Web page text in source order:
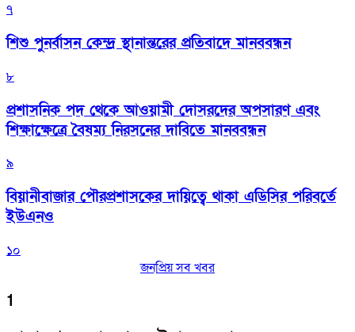
৭
শিশু পুনর্বাসন কেন্দ্র স্থানান্তরের প্রতিবাদে মানববন্ধন
৮
প্রশাসনিক পদ থেকে আওয়ামী দোসরদের অপসারণ এবং
শিক্ষাক্ষেত্রে বৈষম্য নিরসনের দাবিতে মানববন্ধন
৯
বিয়ানীবাজার পৌরপ্রশাসকের দায়িত্বে থাকা এডিসির পরিবর্তে
ইউএনও
১০
জনপ্রিয় সব খবর
1